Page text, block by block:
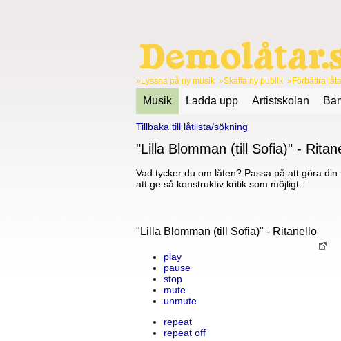
»Lyssna på ny musik »Skaffa ny publik »Förbättra
Musik Ladda upp Artistskolan
Tillbaka till låtlista/sökning
"Lilla Blomman (till Sofia)" -
Vad tycker du om låten? Passa på att göra
att ge så konstruktiv kritik som möjligt.
"Lilla Blomman (till Sofia)" - Ritanello
play
pause
stop
mute
unmute
repeat
repeat off